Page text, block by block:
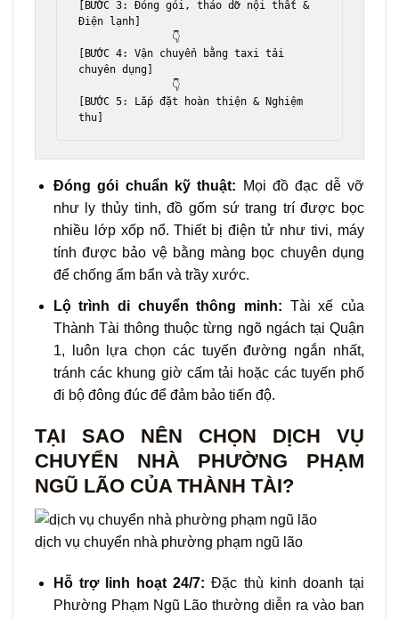
[BƯỚC 3: Đóng gói, tháo dỡ nội thất &
Điện lạnh]
[BƯỚC 4: Vận chuyển bằng taxi tải
chuyên dụng]
[BƯỚC 5: Lắp đặt hoàn thiện & Nghiệm
Đóng gói chuẩn kỹ thuật: Mọi đồ đạc dễ vỡ
như ly thủy tinh, đồ gốm sứ trang trí được bọc
nhiều lớp xốp nổ. Thiết bị điện tử như tivi, máy
tính được bảo vệ bằng màng bọc chuyên dụng
để chống ẩm bẩn và trầy xước.
Lộ trình di chuyển thông minh: Tài xế của
Thành Tài thông thuộc từng ngõ ngách tại Quận
1, luôn lựa chọn các tuyến đường ngắn nhất,
tránh các khung giờ cấm tải hoặc các tuyến phố
đi bộ đông đúc để đảm bảo tiến độ.
TẠI SAO NÊN CHỌN DỊCH VỤ
CHUYỂN NHÀ PHƯỜNG PHẠM
NGŨ LÃO CỦA THÀNH TÀI?
dịch vụ chuyển nhà phường phạm ngũ lão
Hỗ trợ linh hoạt 24/7: Đặc thù kinh doanh tại
Phường Phạm Ngũ Lão thường diễn ra vào ban